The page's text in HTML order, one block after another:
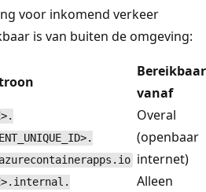
voor inkomend verkeer
is van buiten de omgeving:
Bereikbaar
vanaf
Overal
(openbaar
internet)
Alleen